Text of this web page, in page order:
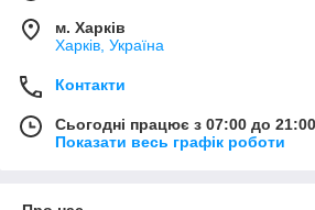
м. Харків
Харків, Україна
Контакти
Сьогодні працює з 07:00 до 21:00
Показати весь графік роботи